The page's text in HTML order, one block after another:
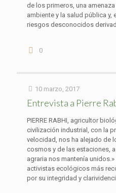
de los primeros, una
ambiente y la salud pública y,
riesgos desconocidos
0
10 marzo, 2017
Entrevista a Pierre
PIERRE RABHI, agricultor
civilización industrial, con la
velocidad, nos ha alejado de
cosmos y de las estaciones,
agraria nos mantenía
activistas ecológicos más
por su integridad y